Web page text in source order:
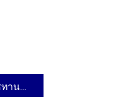
าคม 2568